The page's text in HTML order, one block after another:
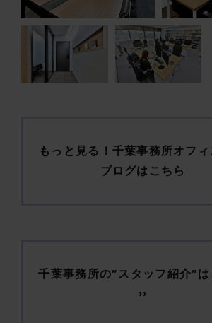
もっと見る！千葉事務所オフ
ブログはこちら
千葉事務所の”スタッフ紹介”は
››